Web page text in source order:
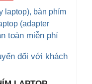
laptop), bàn phím
(adapter
toàn miễn phí
đối với khách